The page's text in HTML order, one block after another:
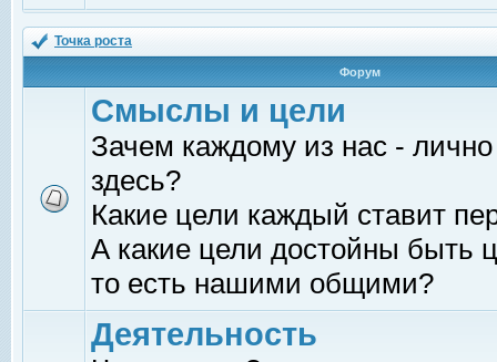
Точка роста
Форум
Смыслы и цели
Зачем каждому из нас -
здесь?
Какие цели каждый ставит
А какие цели достойны быть
то есть нашими общими?
Деятельность